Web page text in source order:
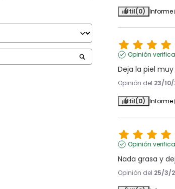
Útil(0) Informe
Opinión
Deja la piel
Opinión del 23/10/
Útil(0) Informe
Opinión
Nada grasa y
Opinión del 25/3/